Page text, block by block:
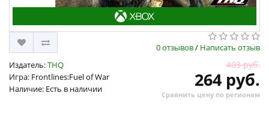
0 отзывов/ Написать отзыв
Издатель:THQ
Игра: Frontlines:Fuel of War
Наличие: Есть в наличии
403 руб.
264 руб.
Сравнить цену по регионам